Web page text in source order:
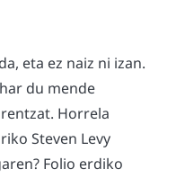
eta ez naiz ni izan.
du mende
Horrela
Steven Levy
Folio erdiko